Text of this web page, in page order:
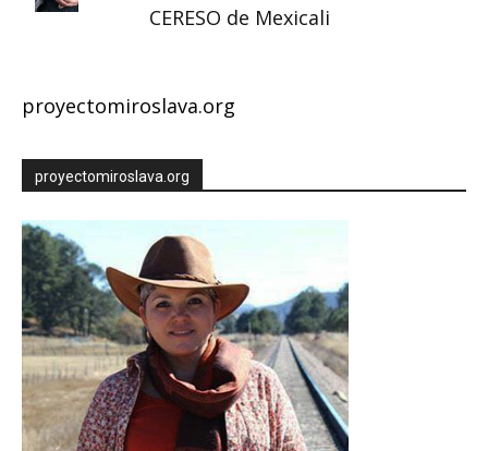
CERESO de Mexicali
proyectomiroslava.org
proyectomiroslava.org